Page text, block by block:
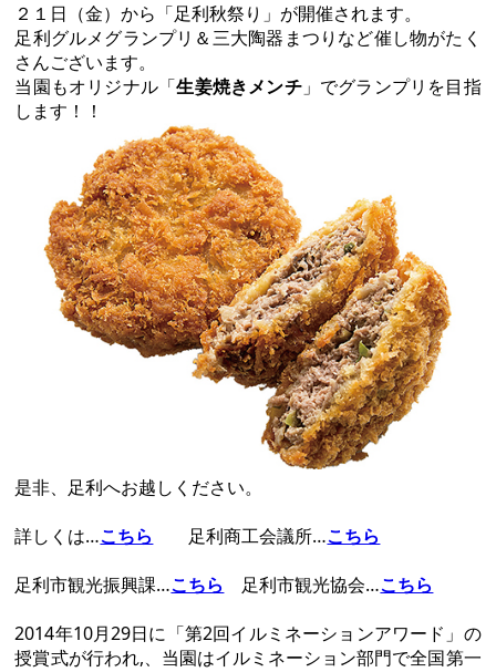
２１日（金）から「足利秋祭り」が開催されます。
足利グルメグランプリ＆三大陶器まつりなど催し物がたく
さんございます。
当園もオリジナル「生姜焼きメンチ」でグランプリを目指
します！！
是非、足利へお越しください。
詳しくは…こちら 足利商工会議所…こちら
足利市観光振興課…こちら 足利市観光協会…こちら
2014年10月29日に「第2回イルミネーションアワード」の
授賞式が行われ,、当園はイルミネーション部門で全国第一